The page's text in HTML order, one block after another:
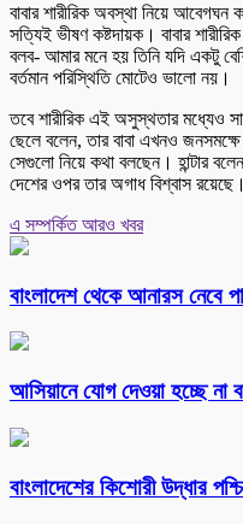
বাবার শারীরিক অবস্থা নিয়ে আবেগঘন
সত্যিই ভীষণ কষ্টদায়ক। বাবার
বলব- আমার মনে হয় তিনি যদি একটু
বর্তমান পরিস্থিতি মোটেও ভালো নয়।
তবে শারীরিক এই অসুস্থতার মধ্যেও
ছেলে বলেন, তার বাবা এখনও
সেগুলো নিয়ে কথা বলছেন। হান্টার
দেশের ওপর তার অগাধ বিশ্বাস রয়েছে।
এ সম্পর্কিত আরও খবর
বাংলাদেশ থেকে আনারস নেবে
আসিয়ানে যোগ দেওয়া হচ্ছে না
বাংলাদেশের কিশোরী উদ্ধার